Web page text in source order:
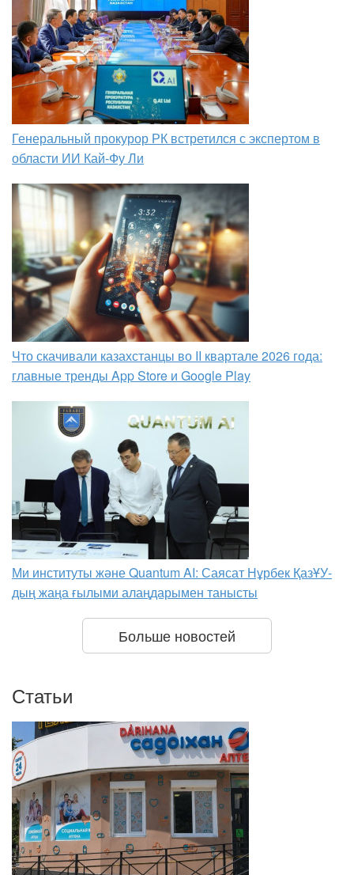
Генеральный прокурор РК встретился с экспертом в
области ИИ Кай-Фу Ли
Что скачивали казахстанцы во II квартале 2026 года:
главные тренды App Store и Google Play
Ми институты және Quantum AI: Саясат Нұрбек ҚазҰУ-
дың жаңа ғылыми алаңдарымен танысты
Больше новостей
Статьи